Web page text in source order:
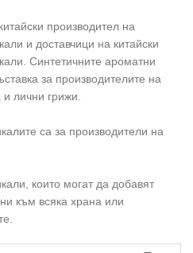
производител на
и доставчици на китайски
Синтетичните ароматни
за производителите на
и лични грижи.
са за производители на
които могат да добавят
към всяка храна или